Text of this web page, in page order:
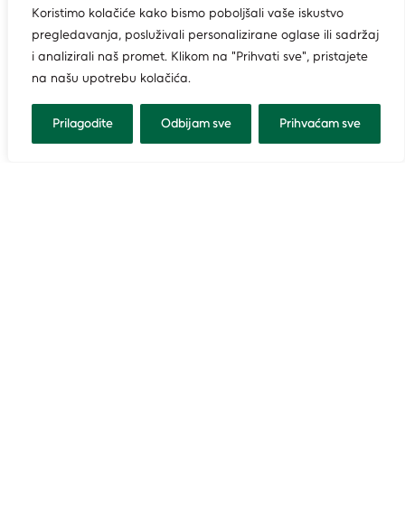
Koristimo kolačiće kako bismo poboljšali vaše iskustvo
pregledavanja, posluživali personalizirane oglase ili sadržaj
i analizirali naš promet. Klikom na "Prihvati sve", pristajete
na našu upotrebu kolačića.
Prilagodite Odbijam sve Prihvaćam sve